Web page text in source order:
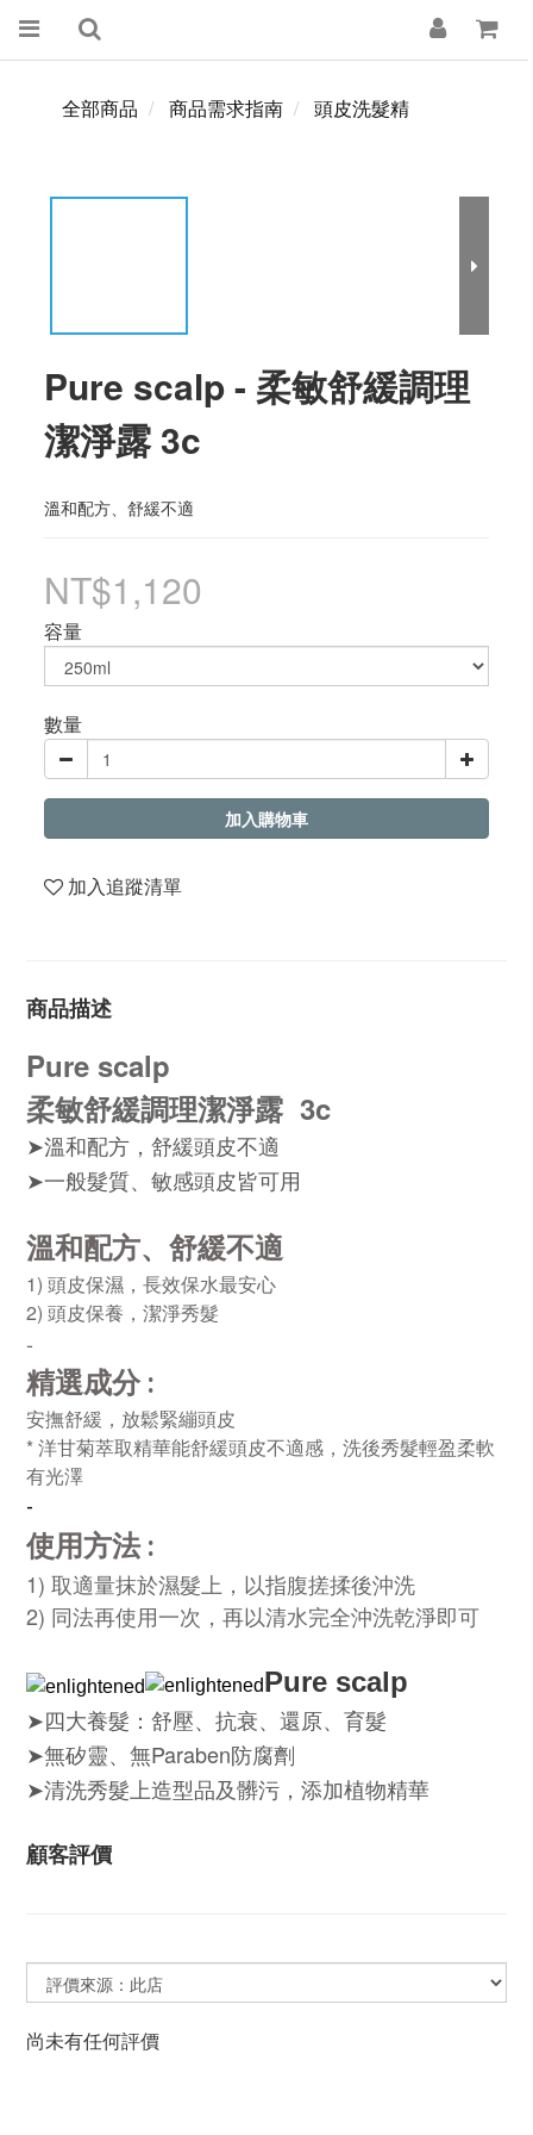
全部商品 商品需求指南 頭皮洗髮精
Pure scalp - 柔敏舒緩調理
潔淨露 3c
溫和配方、舒緩不適
NT$1,120
容量
數量
加入購物車
加入追蹤清單
商品描述
Pure scalp
柔敏舒緩調理潔淨露 3c
➤溫和配方，舒緩頭皮不適
➤一般髮質、敏感頭皮皆可用
溫和配方、舒緩不適
1) 頭皮保濕，長效保水最安心
2) 頭皮保養，潔淨秀髮
-
精選成分 :
安撫舒緩，放鬆緊繃頭皮
* 洋甘菊萃取精華能舒緩頭皮不適感，洗後秀髮輕盈柔軟
有光澤
-
使用方法 :
1) 取適量抹於濕髮上，以指腹搓揉後沖洗
2) 同法再使用一次，再以清水完全沖洗乾淨即可
Pure scalp
➤ 四大養髮：舒壓、抗衰、還原、育髮
➤無矽靈、無Paraben 防腐劑
➤清洗秀髮上造型品及髒污，添加植物精華
顧客評價
尚未有任何評價